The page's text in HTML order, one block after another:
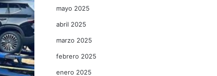
mayo 2025
abril 2025
marzo 2025
febrero 2025
enero 2025